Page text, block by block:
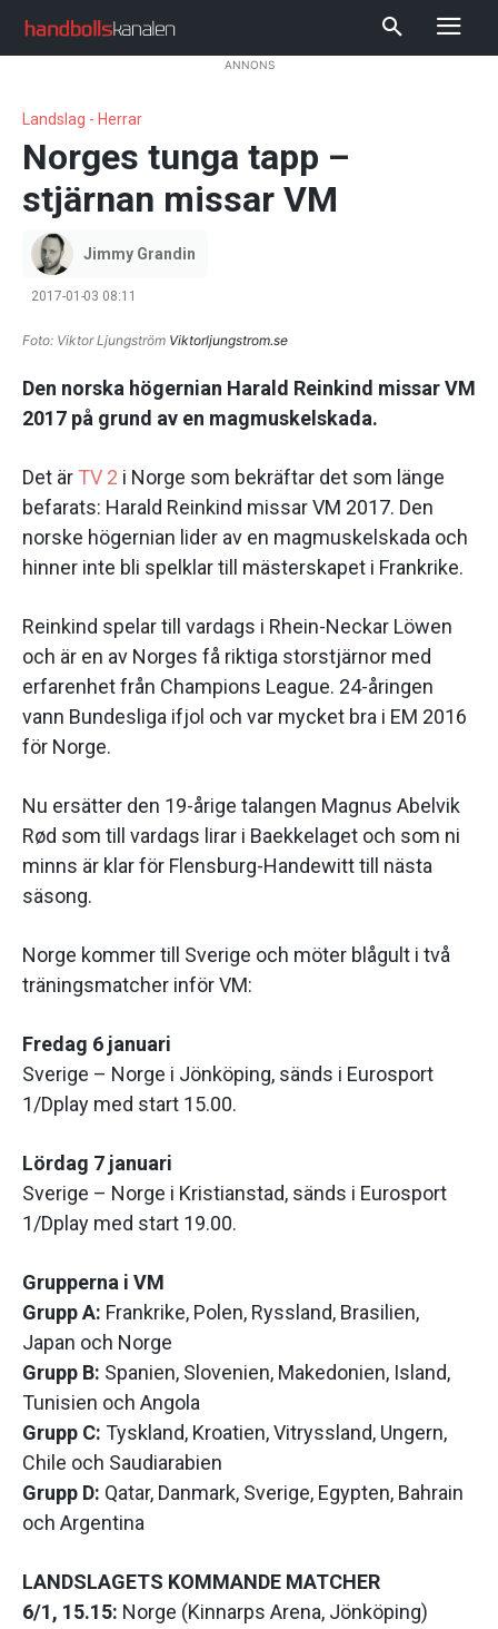
ANNONS
Landslag - Herrar
Norges tunga tapp –
stjärnan missar VM
Jimmy Grandin
2017-01-03 08:11
Foto: Viktor Ljungström Viktorljungstrom.se
Den norska högernian Harald Reinkind missar VM
2017 på grund av en magmuskelskada.
Det är TV 2 i Norge som bekräftar det som länge
befarats: Harald Reinkind missar VM 2017. Den
norske högernian lider av en magmuskelskada och
hinner inte bli spelklar till mästerskapet i Frankrike.
Reinkind spelar till vardags i Rhein-Neckar Löwen
och är en av Norges få riktiga storstjärnor med
erfarenhet från Champions League. 24-åringen
vann Bundesliga ifjol och var mycket bra i EM 2016
för Norge.
Nu ersätter den 19-årige talangen Magnus Abelvik
Rød som till vardags lirar i Baekkelaget och som ni
minns är klar för Flensburg-Handewitt till nästa
säsong.
Norge kommer till Sverige och möter blågult i två
träningsmatcher inför VM:
Fredag 6 januari
Sverige – Norge i Jönköping, sänds i Eurosport
1/Dplay med start 15.00.
Lördag 7 januari
Sverige – Norge i Kristianstad, sänds i Eurosport
1/Dplay med start 19.00.
Grupperna i VM
Grupp A: Frankrike, Polen, Ryssland, Brasilien,
Japan och Norge
Grupp B: Spanien, Slovenien, Makedonien, Island,
Tunisien och Angola
Grupp C: Tyskland, Kroatien, Vitryssland, Ungern,
Chile och Saudiarabien
Grupp D: Qatar, Danmark, Sverige, Egypten, Bahrain
och Argentina
LANDSLAGETS KOMMANDE MATCHER
6/1, 15.15: Norge (Kinnarps Arena, Jönköping)